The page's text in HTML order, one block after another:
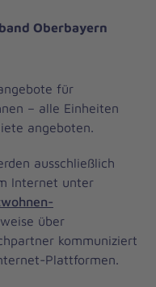
Oberbayern
für
– alle Einheiten
angeboten.
ausschließlich
Internet unter
über
kommuniziert
Plattformen.